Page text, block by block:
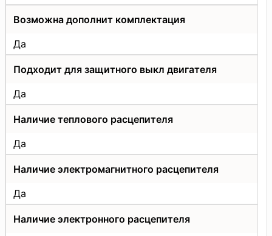
Возможна дополнит комплектация
Да
Подходит для защитного выкл двигателя
Да
Наличие теплового расцепителя
Да
Наличие электромагнитного расцепителя
Да
Наличие электронного расцепителя